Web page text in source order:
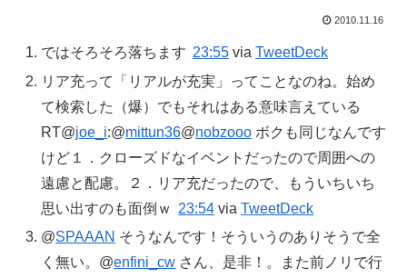
2010.11.16
ではそろそろ落ちます 23:55 viaTweetDeck
リア充って「リアルが充実」ってことなのね。始め
て検索した（爆）でもそれはある意味言えている
RT@joe_i:@mittun36@nobzooo ボクも同じなんです
けど１．クローズドなイベントだったので周囲への
遠慮と配慮。２．リア充だったので、もういちいち
思い出すのも面倒ｗ
23:54 viaTweetDeck
@SPAAAN そうなんです！そういうのありそうで全
く無い。@enfini_cw さん、是非！。また前ノリで行